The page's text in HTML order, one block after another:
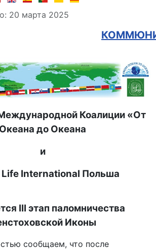
20 марта 2025
Коалиции «От
Океана до Океана
и
Life International Польша
III этап паломничества
Иконы
сообщаем, что после